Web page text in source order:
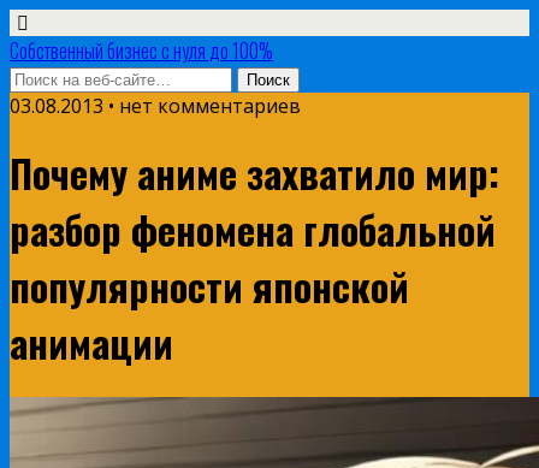
Собственный бизнес с нуля до 100%
03.08.2013 • нет комментариев
Почему аниме захватило мир:
разбор феномена глобальной
популярности японской
анимации